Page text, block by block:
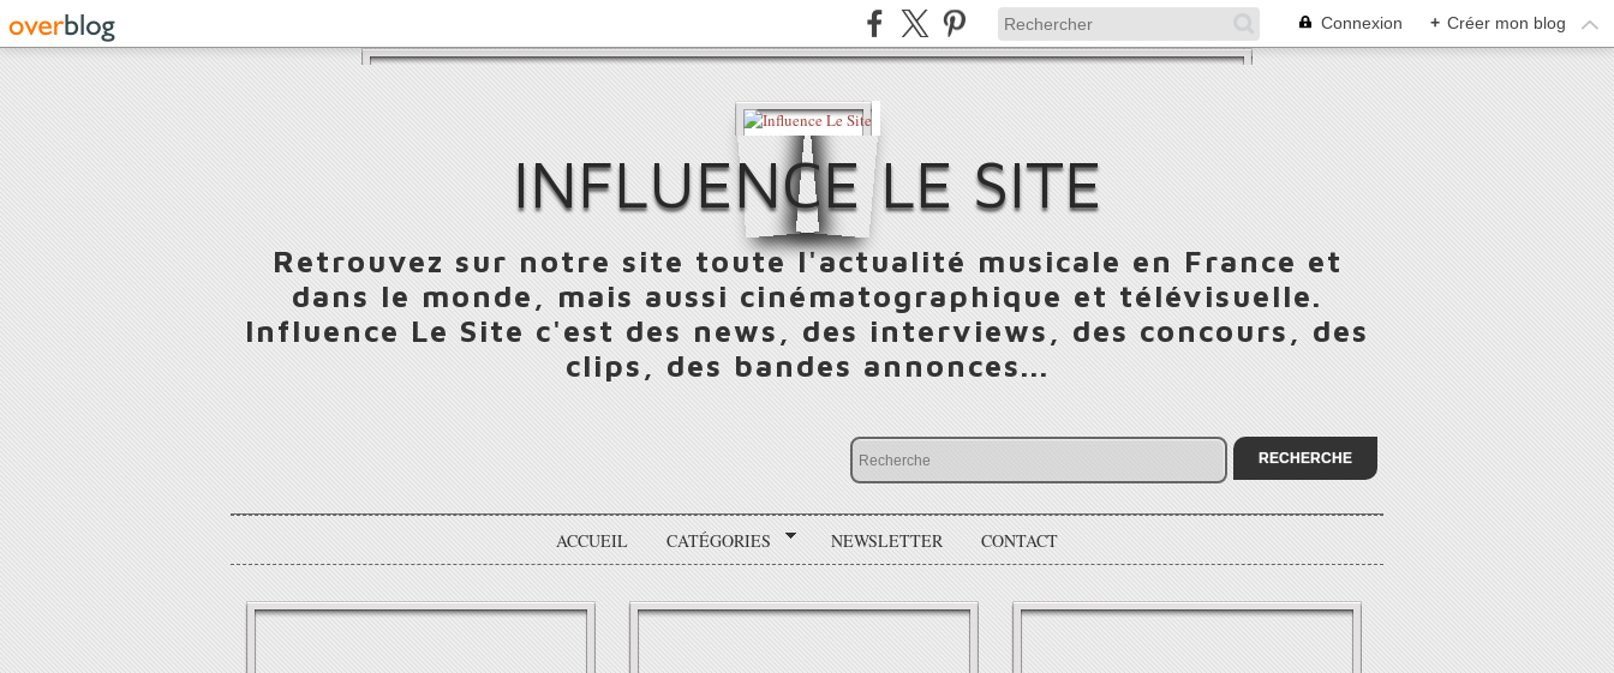
Connexion + Créer mon blog
INFLUENCE LE SITE
Retrouvez sur notre site toute l'actualité musicale en France et
dans le monde, mais aussi cinématographique et télévisuelle.
Influence Le Site c'est des news, des interviews, des concours, des
clips, des bandes annonces...
ACCUEIL CATÉGORIES NEWSLETTER CONTACT